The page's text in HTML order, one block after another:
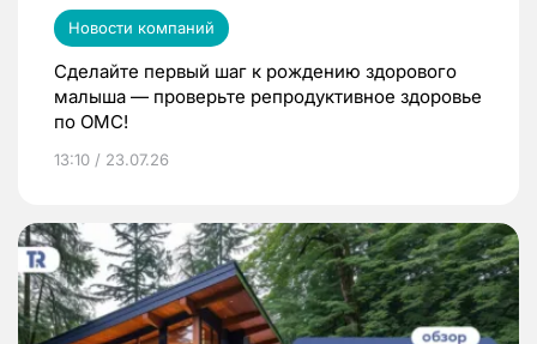
Новости компаний
Сделайте первый шаг к рождению здорового
малыша — проверьте репродуктивное здоровье
по ОМС!
13:10 / 23.07.26